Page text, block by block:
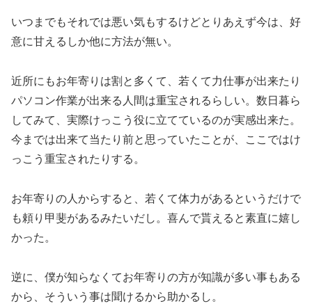
いつまでもそれでは悪い気もするけどとりあえず今は、好
意に甘えるしか他に方法が無い。
近所にもお年寄りは割と多くて、若くて力仕事が出来たり
パソコン作業が出来る人間は重宝されるらしい。数日暮ら
してみて、実際けっこう役に立てているのが実感出来た。
今までは出来て当たり前と思っていたことが、ここではけ
っこう重宝されたりする。
お年寄りの人からすると、若くて体力があるというだけで
も頼り甲斐があるみたいだし。喜んで貰えると素直に嬉し
かった。
逆に、僕が知らなくてお年寄りの方が知識が多い事もある
から、そういう事は聞けるから助かるし。